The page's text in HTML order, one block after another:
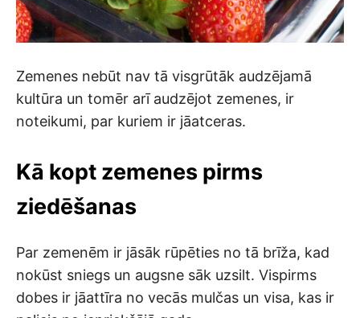
Zemenes nebūt nav tā visgrūtāk audzējamā
kultūra un tomēr arī audzējot zemenes, ir
noteikumi, par kuriem ir jāatceras.
Kā kopt zemenes pirms
ziedēšanas
Par zemenēm ir jāsāk rūpēties no tā brīža, kad
nokūst sniegs un augsne sāk uzsilt. Vispirms
dobes ir jāattīra no vecās mulčas un visa, kas ir